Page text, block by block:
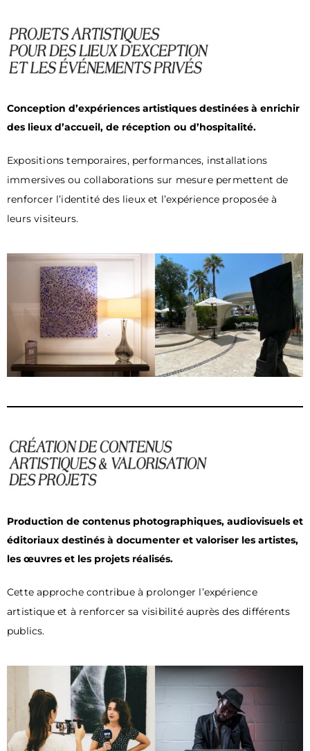
Conception d’expériences artistiques destinées à enrichir
des lieux d’accueil, de réception ou d’hospitalité.
Expositions temporaires, performances, installations
immersives ou collaborations sur mesure permettent de
renforcer l’identité des lieux et l’expérience proposée à
leurs visiteurs.
Production de contenus photographiques, audiovisuels et
éditoriaux destinés à documenter et valoriser les artistes,
les œuvres et les projets réalisés.
Cette approche contribue à prolonger l’expérience
artistique et à renforcer sa visibilité auprès des différents
publics.